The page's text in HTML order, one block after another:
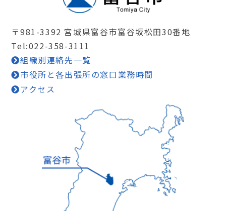
〒981-3392 宮城県富谷市富谷坂松田30番地
Tel:022-358-3111
組織別連絡先一覧
市役所と各出張所の窓口業務時間
アクセス